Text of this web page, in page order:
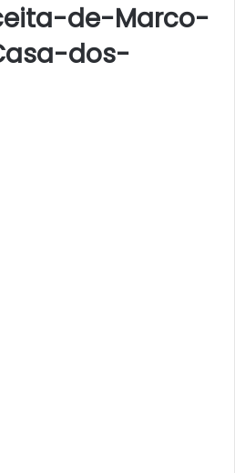
de-Marco-
dos-